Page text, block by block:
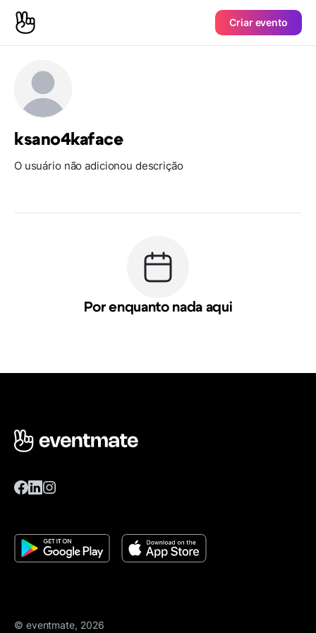
Criar evento
ksano4kaface
O usuário não adicionou descrição
Por enquanto nada aqui
© eventmate, 2026